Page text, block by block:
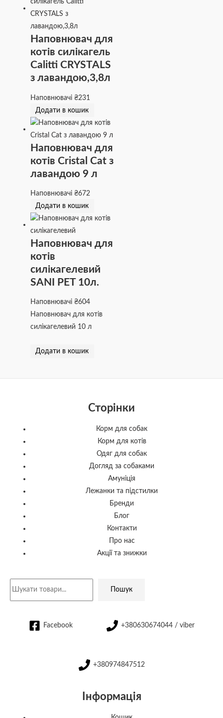
Наповнювач для
котів силікагель
Calitti CRYSTALS
з лавандою,3,8л
Наповнювачі₴231
Додати в кошик
Наповнювач для
котів Cristal Cat з
лавандою 9 л
Наповнювачі₴672
Додати в кошик
Наповнювач для
котів
силікагелевий
SANI PET 10л.
Наповнювачі₴604
Наповнювач для котів
силікагелевий 10 л
Додати в кошик
Сторінки
Корм для собак
Корм для котів
Одяг для собак
Догляд за собаками
Амуніція
Лежанки та підстилки
Бренди
Блог
Контакти
Про нас
Акції та знижки
Пошук
Facebook +380630674044 / viber
+380974847512
Інформація